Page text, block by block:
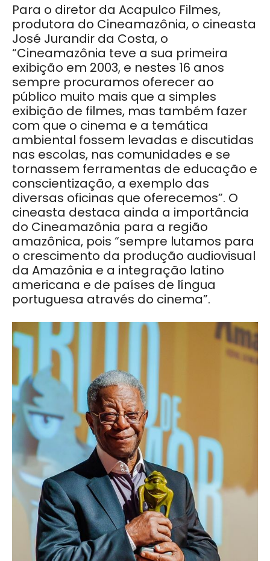
Para o diretor da Acapulco Filmes,
produtora do Cineamazônia, o cineasta
José Jurandir da Costa, o
“Cineamazônia teve a sua primeira
exibição em 2003, e nestes 16 anos
sempre procuramos oferecer ao
público muito mais que a simples
exibição de filmes, mas também fazer
com que o cinema e a temática
ambiental fossem levadas e discutidas
nas escolas, nas comunidades e se
tornassem ferramentas de educação e
conscientização, a exemplo das
diversas oficinas que oferecemos”. O
cineasta destaca ainda a importância
do Cineamazônia para a região
amazônica, pois “sempre lutamos para
o crescimento da produção audiovisual
da Amazônia e a integração latino
americana e de países de língua
portuguesa através do cinema”.